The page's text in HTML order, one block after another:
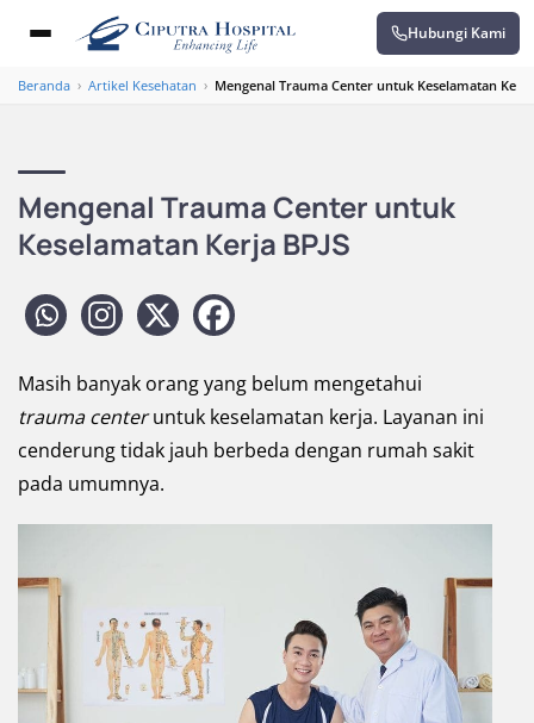
Hubungi Kami
Beranda › Artikel Kesehatan › Mengenal Trauma Center untuk Keselamatan Kerja
Mengenal Trauma Center untuk
Keselamatan Kerja BPJS
Masih banyak orang yang belum mengetahui
trauma centeruntuk keselamatan kerja. Layanan ini
cenderung tidak jauh berbeda dengan rumah sakit
pada umumnya.